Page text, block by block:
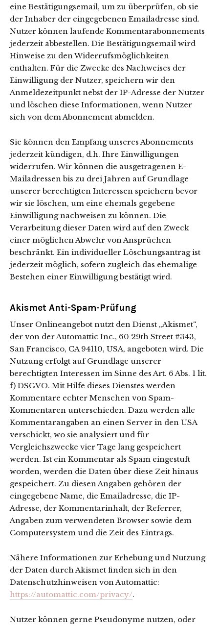
eine Bestätigungsemail, um zu überprüfen, ob sie
der Inhaber der eingegebenen Emailadresse sind.
Nutzer können laufende Kommentarabonnements
jederzeit abbestellen. Die Bestätigungsemail wird
Hinweise zu den Widerrufsmöglichkeiten
enthalten. Für die Zwecke des Nachweises der
Einwilligung der Nutzer, speichern wir den
Anmeldezeitpunkt nebst der IP-Adresse der Nutzer
und löschen diese Informationen, wenn Nutzer
sich von dem Abonnement abmelden.
Sie können den Empfang unseres Abonnements
jederzeit kündigen, d.h. Ihre Einwilligungen
widerrufen. Wir können die ausgetragenen E-
Mailadressen bis zu drei Jahren auf Grundlage
unserer berechtigten Interessen speichern bevor
wir sie löschen, um eine ehemals gegebene
Einwilligung nachweisen zu können. Die
Verarbeitung dieser Daten wird auf den Zweck
einer möglichen Abwehr von Ansprüchen
beschränkt. Ein individueller Löschungsantrag ist
jederzeit möglich, sofern zugleich das ehemalige
Bestehen einer Einwilligung bestätigt wird.
Akismet Anti-Spam-Prüfung
Unser Onlineangebot nutzt den Dienst „Akismet“,
der von der Automattic Inc., 60 29th Street #343,
San Francisco, CA 94110, USA, angeboten wird. Die
Nutzung erfolgt auf Grundlage unserer
berechtigten Interessen im Sinne des Art. 6 Abs. 1 lit.
f) DSGVO. Mit Hilfe dieses Dienstes werden
Kommentare echter Menschen von Spam-
Kommentaren unterschieden. Dazu werden alle
Kommentarangaben an einen Server in den USA
verschickt, wo sie analysiert und für
Vergleichszwecke vier Tage lang gespeichert
werden. Ist ein Kommentar als Spam eingestuft
worden, werden die Daten über diese Zeit hinaus
gespeichert. Zu diesen Angaben gehören der
eingegebene Name, die Emailadresse, die IP-
Adresse, der Kommentarinhalt, der Referrer,
Angaben zum verwendeten Browser sowie dem
Computersystem und die Zeit des Eintrags.
Nähere Informationen zur Erhebung und Nutzung
der Daten durch Akismet finden sich in den
Datenschutzhinweisen von Automattic:
https://automattic.com/privacy/.
Nutzer können gerne Pseudonyme nutzen, oder